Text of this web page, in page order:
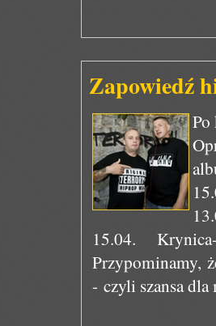
Zapowiedź
Po
15.04.
Przypominamy,
- czyli szansa dla